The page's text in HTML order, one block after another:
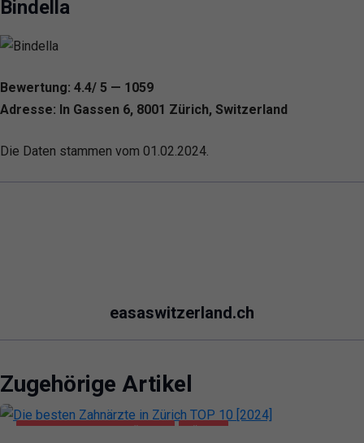
Bindella
Bewertung: 4.4/ 5 — 1059
Adresse: In Gassen 6, 8001 Zürich, Switzerland
Die Daten stammen vom 01.02.2024.
easaswitzerland.ch
Zugehörige Artikel
GESUNDHEIT UND SCHÖNHEIT ZÜRICH